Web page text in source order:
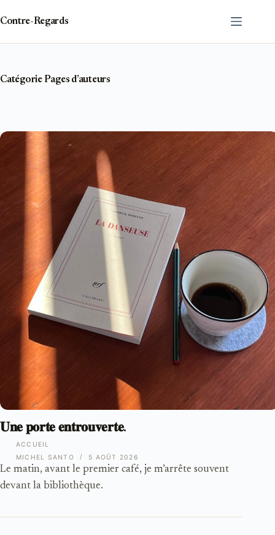
contenu
Contre-Regards
CatégoriePages d’auteurs
ACCUEIL
𝐔𝐧𝐞 𝐩𝐨𝐫𝐭𝐞 𝐞𝐧𝐭𝐫𝐨𝐮𝐯𝐞𝐫𝐭𝐞.
Le matin, avant le premier café, je m’arrête souvent
devant la bibliothèque.
MICHEL SANTO 5 AOÛT 2026